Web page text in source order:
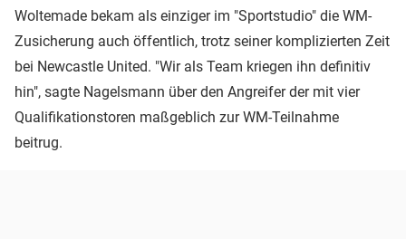
Woltemade bekam als einziger im "Sportstudio" die WM-
Zusicherung auch öffentlich, trotz seiner komplizierten Zeit
bei Newcastle United. "Wir als Team kriegen ihn definitiv
hin", sagte Nagelsmann über den Angreifer der mit vier
Qualifikationstoren maßgeblich zur WM-Teilnahme
beitrug.